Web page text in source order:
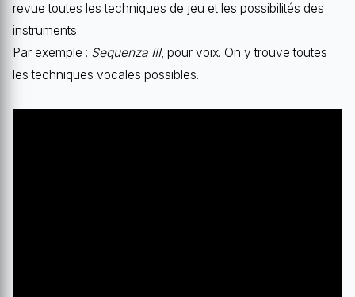
revue toutes les techniques de jeu et les possibilités des
instruments.
Par exemple : Sequenza III, pour voix. On y trouve toutes
les techniques vocales possibles.